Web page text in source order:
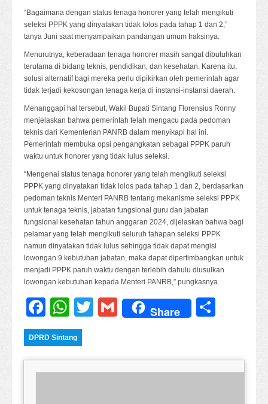
“Bagaimana dengan status tenaga honorer yang telah mengikuti
seleksi PPPK yang dinyatakan tidak lolos pada tahap 1 dan 2,”
tanya Juni saat menyampaikan pandangan umum fraksinya.
Menurutnya, keberadaan tenaga honorer masih sangat dibutuhkan
terutama di bidang teknis, pendidikan, dan kesehatan. Karena itu,
solusi alternatif bagi mereka perlu dipikirkan oleh pemerintah agar
tidak terjadi kekosongan tenaga kerja di instansi-instansi daerah.
Menanggapi hal tersebut, Wakil Bupati Sintang Florensius Ronny
menjelaskan bahwa pemerintah telah mengacu pada pedoman
teknis dari Kementerian PANRB dalam menyikapi hal ini.
Pemerintah membuka opsi pengangkatan sebagai PPPK paruh
waktu untuk honorer yang tidak lulus seleksi.
“Mengenai status tenaga honorer yang telah mengikuti seleksi
PPPK yang dinyatakan tidak lolos pada tahap 1 dan 2, berdasarkan
pedoman teknis Menteri PANRB tentang mekanisme seleksi PPPK
untuk tenaga teknis, jabatan fungsional guru dan jabatan
fungsional kesehatan tahun anggaran 2024, dijelaskan bahwa bagi
pelamar yang telah mengikuti seluruh tahapan seleksi PPPK
namun dinyatakan tidak lulus sehingga tidak dapat mengisi
lowongan 9 kebutuhan jabatan, maka dapat dipertimbangkan untuk
menjadi PPPK paruh waktu dengan terlebih dahulu diusulkan
lowongan kebutuhan kepada Menteri PANRB,” pungkasnya.
Facebook
WhatsApp
TwitterGmail
Share
DPRD Sintang